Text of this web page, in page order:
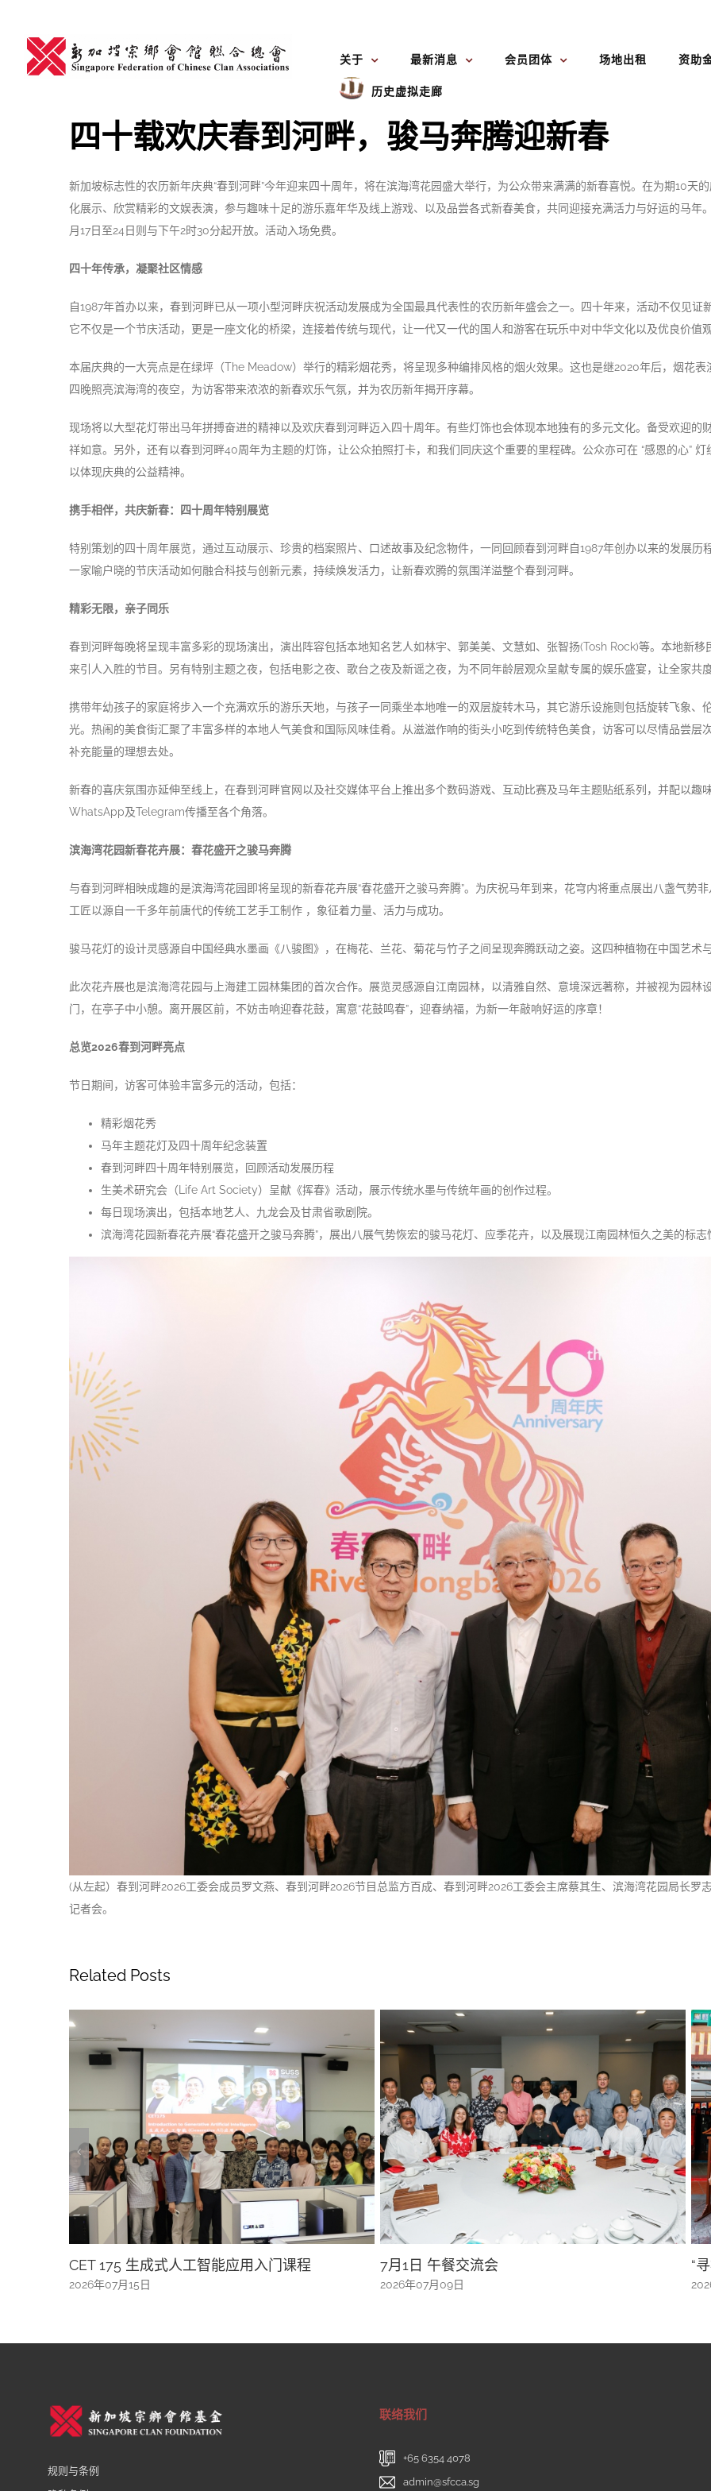
content
关于 最新消息 会员团体 场地出租 资助
历史虚拟走廊
四十载欢庆春到河畔，骏马奔腾迎新春
新加坡标志性的农历新年庆典“春到河畔”今年迎来四十周年，将在滨海湾花园盛大举行，为公众带来满满的新春喜悦。在为期10天
化展示、欣赏精彩的文娱表演，参与趣味十足的游乐嘉年华及线上游戏、以及品尝各式新春美食，共同迎接充满活力与好运的马年
月17日至24日则与下午2时30分起开放。活动入场免费。
四十年传承，凝聚社区情感
自1987年首办以来，春到河畔已从一项小型河畔庆祝活动发展成为全国最具代表性的农历新年盛会之一。四十年来，活动不仅见
它不仅是一个节庆活动，更是一座文化的桥梁，连接着传统与现代，让一代又一代的国人和游客在玩乐中对中华文化以及优良价值
本届庆典的一大亮点是在绿坪（The Meadow）举行的精彩烟花秀，将呈现多种编排风格的烟火效果。这也是继2020年后，烟花
四晚照亮滨海湾的夜空，为访客带来浓浓的新春欢乐气氛，并为农历新年揭开序幕。
现场将以大型花灯带出马年拼搏奋进的精神以及欢庆春到河畔迈入四十周年。有些灯饰也会体现本地独有的多元文化。备受欢迎的
祥如意。另外，还有以春到河畔40周年为主题的灯饰，让公众拍照打卡，和我们同庆这个重要的里程碑。公众亦可在 “感恩的心”
以体现庆典的公益精神。
携手相伴，共庆新春：四十周年特别展览
特别策划的四十周年展览，通过互动展示、珍贵的档案照片、口述故事及纪念物件，一同回顾春到河畔自1987年创办以来的发展
一家喻户晓的节庆活动如何融合科技与创新元素，持续焕发活力，让新春欢腾的氛围洋溢整个春到河畔。
精彩无限，亲子同乐
春到河畔每晚将呈现丰富多彩的现场演出，演出阵容包括本地知名艺人如林宇、郭美美、文慧如、张智扬(Tosh Rock)等。本地新
来引人入胜的节目。另有特别主题之夜，包括电影之夜、歌台之夜及新谣之夜，为不同年龄层观众呈献专属的娱乐盛宴，让全家
携带年幼孩子的家庭将步入一个充满欢乐的游乐天地，与孩子一同乘坐本地唯一的双层旋转木马，其它游乐设施则包括旋转飞象、
光。热闹的美食街汇聚了丰富多样的本地人气美食和国际风味佳肴。从滋滋作响的街头小吃到传统特色美食，访客可以尽情品尝
补充能量的理想去处。
新春的喜庆氛围亦延伸至线上，在春到河畔官网以及社交媒体平台上推出多个数码游戏、互动比赛及马年主题贴纸系列，并配以
WhatsApp及Telegram传播至各个角落。
滨海湾花园新春花卉展：春花盛开之骏马奔腾
与春到河畔相映成趣的是滨海湾花园即将呈现的新春花卉展“春花盛开之骏马奔腾”。为庆祝马年到来，花穹内将重点展出八盏气势
工匠以源自一千多年前唐代的传统工艺手工制作 ，象征着力量、活力与成功。
骏马花灯的设计灵感源自中国经典水墨画《八骏图》，在梅花、兰花、菊花与竹子之间呈现奔腾跃动之姿。这四种植物在中国艺术
此次花卉展也是滨海湾花园与上海建工园林集团的首次合作。展览灵感源自江南园林，以清雅自然、意境深远著称，并被视为园
门，在亭子中小憩。离开展区前，不妨击响迎春花鼓，寓意“花鼓鸣春”，迎春纳福，为新一年敲响好运的序章！
总览2026春到河畔亮点
节日期间，访客可体验丰富多元的活动，包括：
精彩烟花秀
马年主题花灯及四十周年纪念装置
春到河畔四十周年特别展览，回顾活动发展历程
生美术研究会（Life Art Society）呈献《挥春》活动，展示传统水墨与传统年画的创作过程。
每日现场演出，包括本地艺人、九龙会及甘肃省歌剧院。
滨海湾花园新春花卉展“春花盛开之骏马奔腾”，展出八展气势恢宏的骏马花灯、应季花卉，以及展现江南园林恒久之美的标志
(从左起）春到河畔2026工委会成员罗文燕、春到河畔2026节目总监方百成、春到河畔2026工委会主席蔡其生、滨海湾花园局长罗
记者会。
Related Posts
7月1日 午餐交流会
2026年07月09日
“寻根共融文化之旅”圆满落幕！
2026年07月08日
AI
辨
+65 6354 4078